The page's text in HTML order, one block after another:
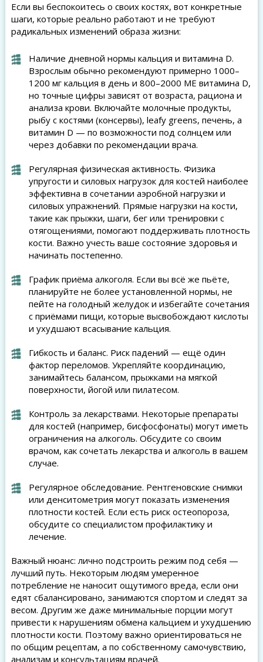
Если вы беспокоитесь о своих костях, вот конкретные
шаги, которые реально работают и не требуют
радикальных изменений образа жизни:
Наличие дневной нормы кальция и витамина D.
Взрослым обычно рекомендуют примерно 1000–
1200 мг кальция в день и 800–2000 МЕ витамина D,
но точные цифры зависят от возраста, рациона и
анализа крови. Включайте молочные продукты,
рыбу с костями (консервы), leafy greens, печень, а
витамин D — по возможности под солнцем или
через добавки по рекомендации врача.
Регулярная физическая активность. Физика
упругости и силовых нагрузок для костей наиболее
эффективна в сочетании аэробной нагрузки и
силовых упражнений. Прямые нагрузки на кости,
такие как прыжки, шаги, бег или тренировки с
отягощениями, помогают поддерживать плотность
кости. Важно учесть ваше состояние здоровья и
начинать постепенно.
График приёма алкоголя. Если вы всё же пьёте,
планируйте не более установленной нормы, не
пейте на голодный желудок и избегайте сочетания
с приёмами пищи, которые высвобождают кислоты
и ухудшают всасывание кальция.
Гибкость и баланс. Риск падений — ещё один
фактор переломов. Укрепляйте координацию,
занимайтесь балансом, прыжками на мягкой
поверхности, йогой или пилатесом.
Контроль за лекарствами. Некоторые препараты
для костей (например, бисфосфонаты) могут иметь
ограничения на алкоголь. Обсудите со своим
врачом, как сочетать лекарства и алкоголь в вашем
случае.
Регулярное обследование. Рентгеновские снимки
или денситометрия могут показать изменения
плотности костей. Если есть риск остеопороза,
обсудите со специалистом профилактику и
лечение.
Важный нюанс: лично подстроить режим под себя —
лучший путь. Некоторым людям умеренное
потребление не наносит ощутимого вреда, если они
едят сбалансировано, занимаются спортом и следят за
весом. Другим же даже минимальные порции могут
привести к нарушениям обмена кальцием и ухудшению
плотности кости. Поэтому важно ориентироваться не
по общим рецептам, а по собственному самочувствию,
анализам и консультациям врачей.